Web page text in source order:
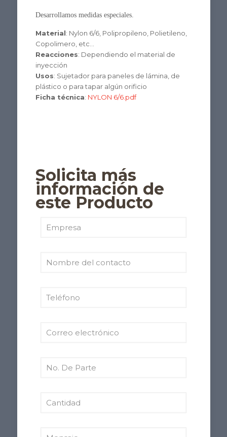
Desarrollamos medidas especiales.
Material: Nylon 6/6, Polipropileno, Polietileno,
Copolimero, etc…
Reacciones: Dependiendo el material de
inyección
Usos: Sujetador para paneles de lámina, de
plástico o para tapar algún orificio
Ficha técnica: NYLON 6/6.pdf
Solicita más
información de
este Producto